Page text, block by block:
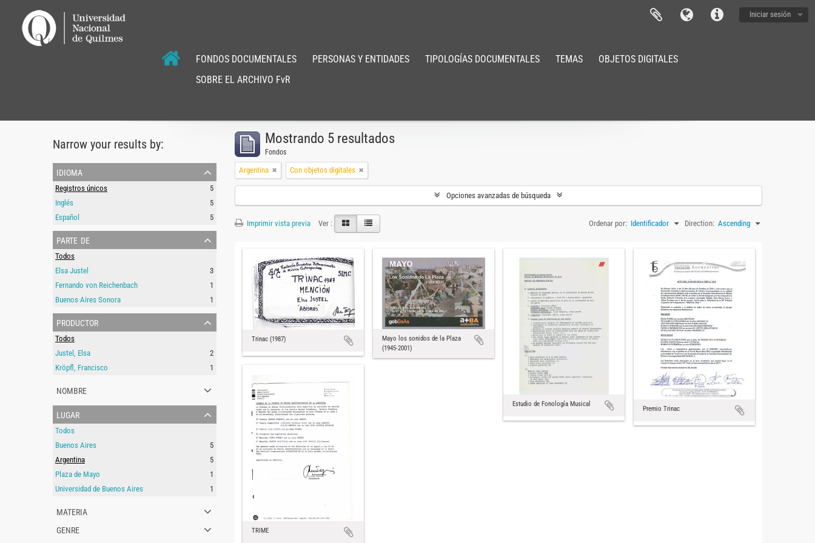
Iniciar sesión
FONDOS DOCUMENTALES PERSONAS Y ENTIDADES TIPOLOGÍAS DOCUMENTALES TEMAS
OBJETOS DIGITALES
SOBRE EL ARCHIVO FvR
Narrow your results by:
idioma
Registros únicos
5
Inglés
5
Español
5
parte de
Todos
Elsa Justel
3
Fernando von Reichenbach
1
Buenos Aires Sonora
1
productor
Todos
Justel, Elsa
2
Kröpfl, Francisco
1
nombre
lugar
Todos
Buenos Aires
5
Argentina
5
Plaza de Mayo
1
Universidad de Buenos Aires
1
materia
genre
Mostrando 5 resultados
Fondos
Argentina Con objetos digitales
Opciones avanzadas de búsqueda
Imprimir vista previa Ver : Ordenar por: Identificador Direction: Ascending
Trinac (1987)
Mayo los sonidos de la Plaza
(1945-2001)
Estudio de Fonología Musical
Premio Trinac
TRIME